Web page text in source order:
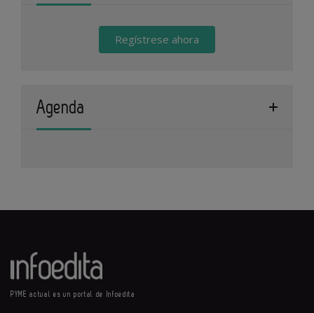
Regístrese ahora
Agenda
PYME actual es un portal de Infoedita